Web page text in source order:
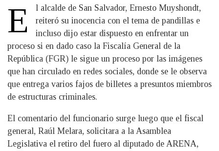
E
l alcalde de San Salvador, Ernesto Muyshondt,
reiteró su inocencia con el tema de pandillas e
incluso dijo estar dispuesto en enfrentar un
proceso si en dado caso la Fiscalía General de la
República (FGR) le sigue un proceso por las imágenes
que han circulado en redes sociales, donde se le observa
que entrega varios fajos de billetes a presuntos miembros
de estructuras criminales.
El comentario del funcionario surge luego que el fiscal
general, Raúl Melara, solicitara a la Asamblea
Legislativa el retiro del fuero al diputado de ARENA,